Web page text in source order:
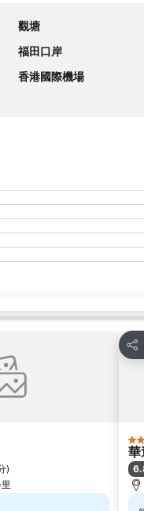
觀塘
福田口岸
香港國際機場
)
分享
3
華